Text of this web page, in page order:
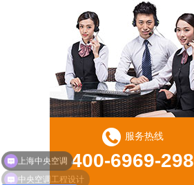
服务热线
400-6969-298
中央空调工程设计